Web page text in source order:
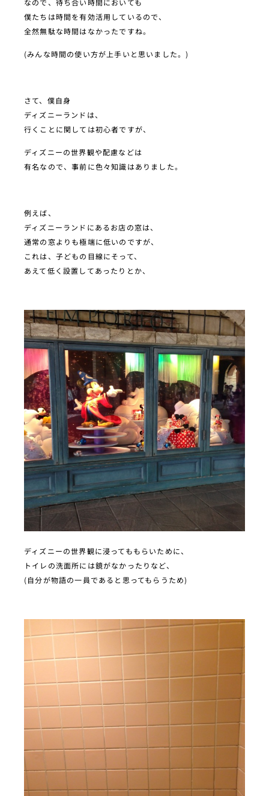
僕たちは時間を有効活用しているので、
全然無駄な時間はなかったですね。
(みんな時間の使い方が上手いと思いました。)
さて、僕自身
ディズニーランドは、
行くことに関しては初心者ですが、
ディズニーの世界観や配慮などは
有名なので、事前に色々知識はありました。
例えば、
ディズニーランドにあるお店の窓は、
通常の窓よりも極端に低いのですが、
これは、子どもの目線にそって、
あえて低く設置してあったりとか、
ディズニーの世界観に浸ってももらいために、
トイレの洗面所には鏡がなかったりなど、
(自分が物語の一員であると思ってもらうため)